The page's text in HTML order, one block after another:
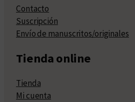
Contacto
Suscripción
Envío de manuscritos/originales
Tienda online
Tienda
Mi cuenta